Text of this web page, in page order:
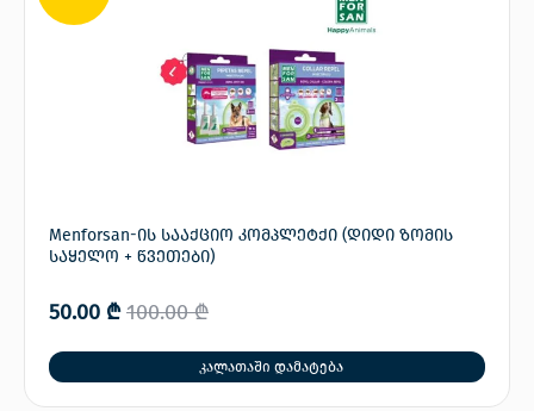
Menforsan-ის სააქციო კომპლეტქი (დიდი ზომის
საყელო + წვეთები)
100.00₾
50.00 ₾
კალათაში დამატება